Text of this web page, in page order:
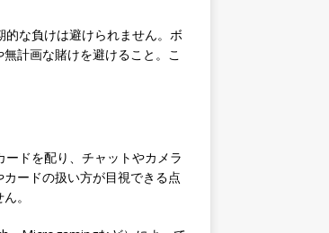
な負けは避けられません。ボ
計画な賭けを避けること。こ
ドを配り、チャットやカメラ
ードの扱い方が目視できる点
。